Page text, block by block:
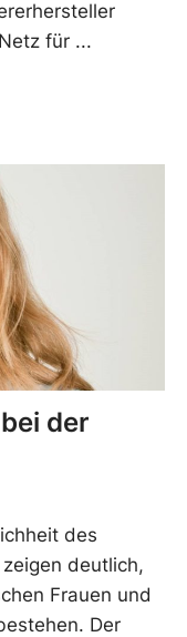
für
der
des
deutlich,
Frauen und
Der